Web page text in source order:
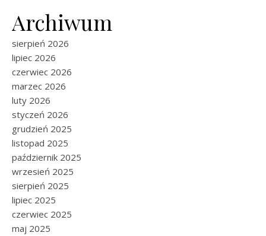
Archiwum
sierpień 2026
lipiec 2026
czerwiec 2026
marzec 2026
luty 2026
styczeń 2026
grudzień 2025
listopad 2025
październik 2025
wrzesień 2025
sierpień 2025
lipiec 2025
czerwiec 2025
maj 2025